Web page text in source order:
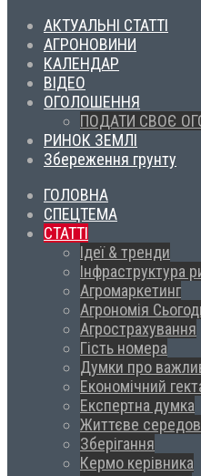
АКТУАЛЬНІ СТАТТІ
АГРОНОВИНИ
КАЛЕНДАР
ВІДЕО
ОГОЛОШЕННЯ
ПОДАТИ СВОЄ
РИНОК ЗЕМЛІ
Збереження грунту
ГОЛОВНА
СПЕЦТЕМА
СТАТТІ
Ідеї & тренди
Інфраструктура
Агромаркетинг
Агрономія
Агрострахування
Гість номера
Думки про
Економічний
Експертна думка
Життєве
Зберігання
Кермо керівника